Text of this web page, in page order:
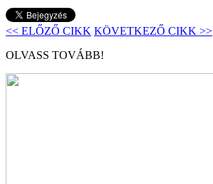
<< ELŐZŐ CIKK KÖVETKEZŐ CIKK >>
OLVASS TOVÁBB!